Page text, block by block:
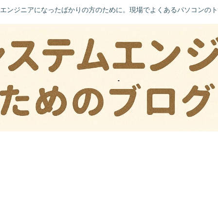
ンジニアになったばかりの方のために。現場でよくあるパソコンの